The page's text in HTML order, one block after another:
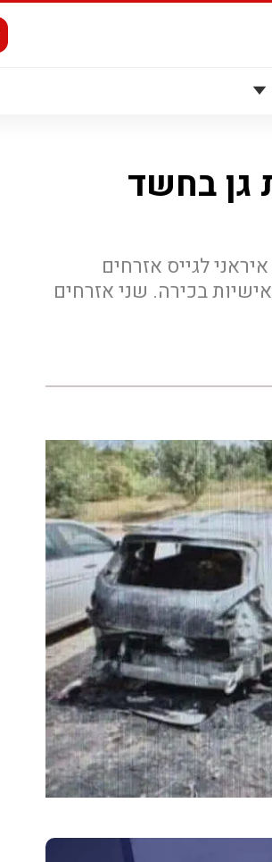
גן בחשד
ניסיון איראני לגייס אזרחים
בכירה. שני אזרחים